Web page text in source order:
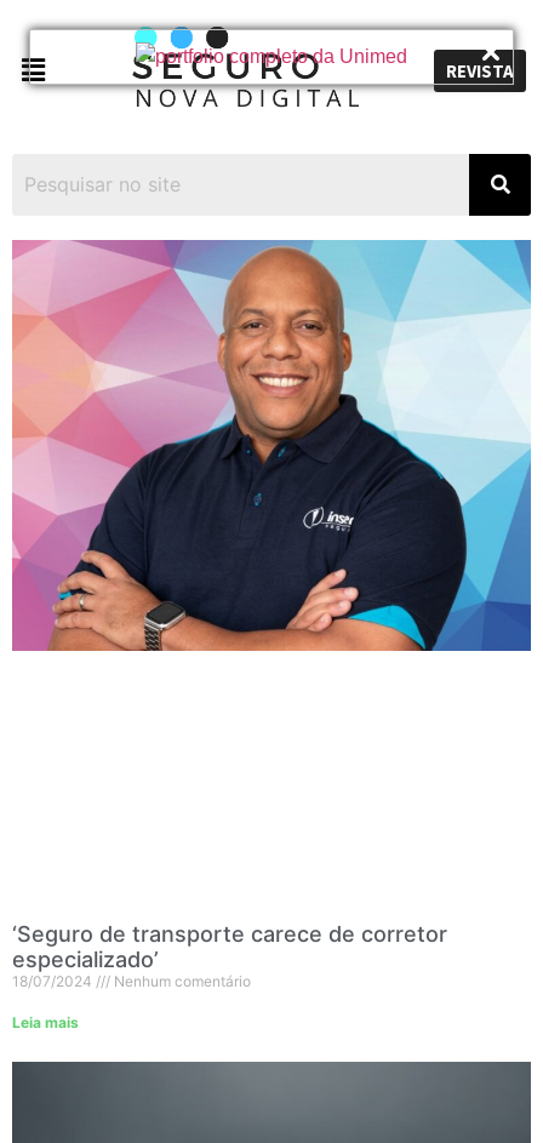
REVISTA
‘Seguro de transporte carece de corretor
especializado’
18/07/2024 Nenhum comentário
Leia mais